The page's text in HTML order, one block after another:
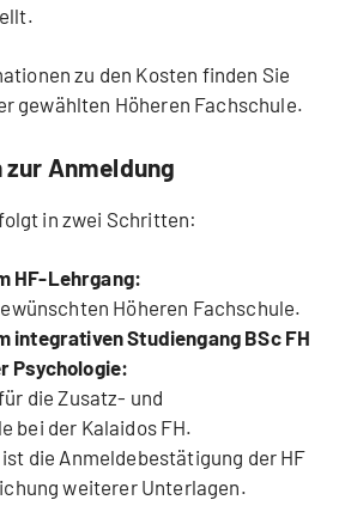
zu den Kosten finden Sie
gewählten Höheren Fachschule.
Anmeldung
in zwei Schritten:
HF-Lehrgang:
Höheren Fachschule.
integrativen Studiengang BSc FH
Psychologie:
die Zusatz- und
bei der Kalaidos FH.
die Anmeldebestätigung der HF
weiterer Unterlagen.